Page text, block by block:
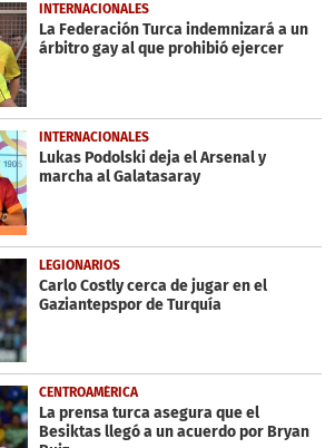
INTERNACIONALES
La Federación Turca indemnizará a un
árbitro gay al que prohibió ejercer
INTERNACIONALES
Lukas Podolski deja el Arsenal y
marcha al Galatasaray
LEGIONARIOS
Carlo Costly cerca de jugar en el
Gaziantepspor de Turquía
CENTROAMÉRICA
La prensa turca asegura que el
Besiktas llegó a un acuerdo por Bryan